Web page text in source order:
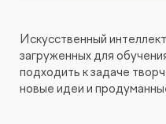
Искусственный
загруженных для
подходить к задаче
новые идеи и